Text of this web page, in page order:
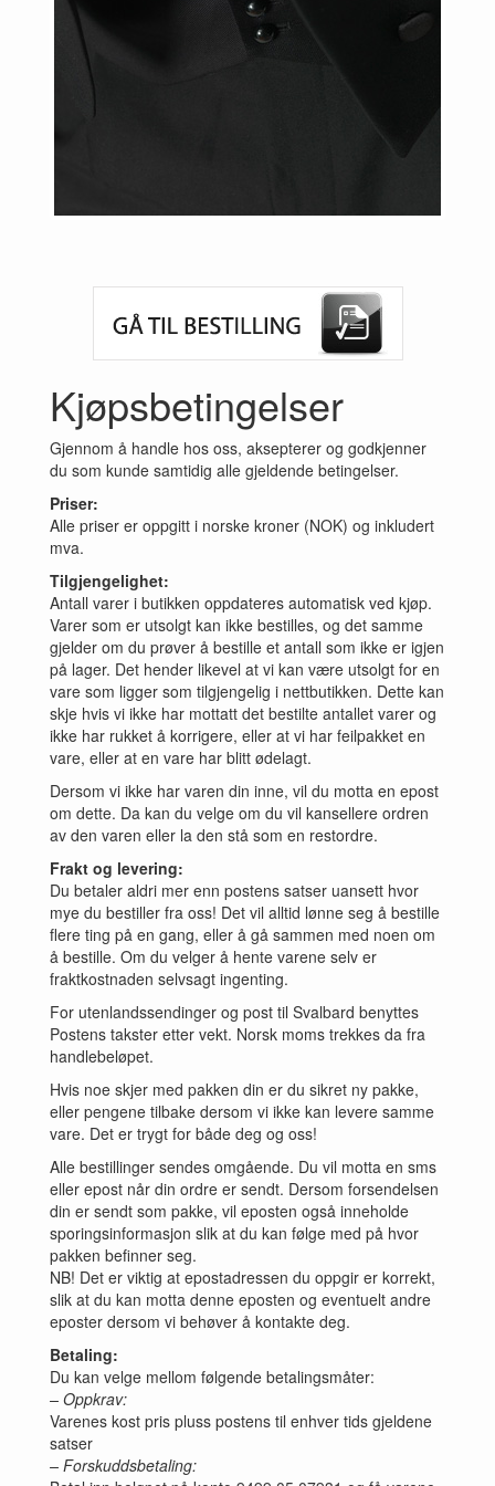
Previous Next
Kjøpsbetingelser
Gjennom å handle hos oss, aksepterer og godkjenner
du som kunde samtidig alle gjeldende betingelser.
Priser:
Alle priser er oppgitt i norske kroner (NOK) og inkludert
mva.
Tilgjengelighet:
Antall varer i butikken oppdateres automatisk ved kjøp.
Varer som er utsolgt kan ikke bestilles, og det samme
gjelder om du prøver å bestille et antall som ikke er igjen
på lager. Det hender likevel at vi kan være utsolgt for en
vare som ligger som tilgjengelig i nettbutikken. Dette kan
skje hvis vi ikke har mottatt det bestilte antallet varer og
ikke har rukket å korrigere, eller at vi har feilpakket en
vare, eller at en vare har blitt ødelagt.
Dersom vi ikke har varen din inne, vil du motta en epost
om dette. Da kan du velge om du vil kansellere ordren
av den varen eller la den stå som en restordre.
Frakt og levering:
Du betaler aldri mer enn postens satser uansett hvor
mye du bestiller fra oss! Det vil alltid lønne seg å bestille
flere ting på en gang, eller å gå sammen med noen om
å bestille. Om du velger å hente varene selv er
fraktkostnaden selvsagt ingenting.
For utenlandssendinger og post til Svalbard benyttes
Postens takster etter vekt. Norsk moms trekkes da fra
handlebeløpet.
Hvis noe skjer med pakken din er du sikret ny pakke,
eller pengene tilbake dersom vi ikke kan levere samme
vare. Det er trygt for både deg og oss!
Alle bestillinger sendes omgående. Du vil motta en sms
eller epost når din ordre er sendt. Dersom forsendelsen
din er sendt som pakke, vil eposten også inneholde
sporingsinformasjon slik at du kan følge med på hvor
pakken befinner seg.
NB! Det er viktig at epostadressen du oppgir er korrekt,
slik at du kan motta denne eposten og eventuelt andre
eposter dersom vi behøver å kontakte deg.
Betaling:
Du kan velge mellom følgende betalingsmåter:
– Oppkrav:
Varenes kost pris pluss postens til enhver tids gjeldene
satser
– Forskuddsbetaling: